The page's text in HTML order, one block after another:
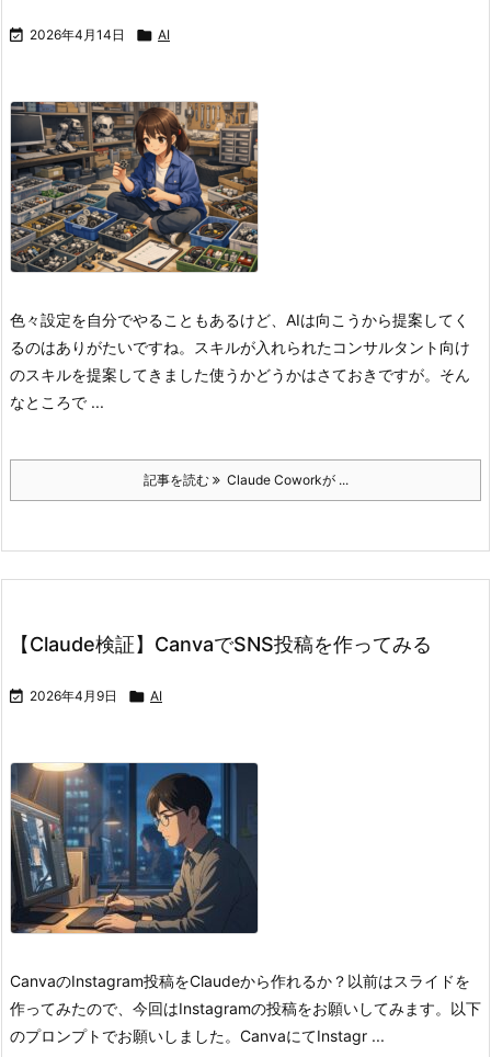
 2026年4月14日  AI
色々設定を自分でやることもあるけど、AIは向こうから提案してく
るのはありがたいですね。
スキルが入れられたコンサルタント向け
のスキルを提案してきました使うかどうかはさておきですが。 そん
なところで ...
記事を読む Claude Coworkが ...
【Claude検証】CanvaでSNS投稿を作ってみる
 2026年4月9日  AI
CanvaのInstagram投稿をClaudeから作れるか？ 以前はスライドを
作ってみたので、今回はInstagramの投稿をお願いしてみます。 以下
のプロンプトでお願いしました。 CanvaにてInstagr ...